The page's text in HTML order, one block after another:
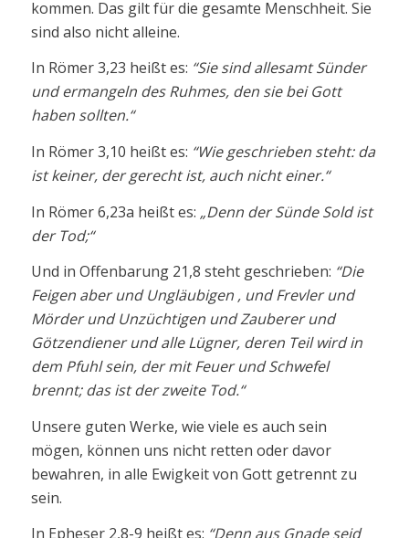
kommen. Das gilt für die gesamte Menschheit. Sie
sind also nicht alleine.
In Römer 3,23 heißt es: “Sie sind allesamt Sünder
und ermangeln des Ruhmes, den sie bei Gott
haben sollten.“
In Römer 3,10 heißt es: “Wie geschrieben steht: da
ist keiner, der gerecht ist, auch nicht einer.“
In Römer 6,23a heißt es: „Denn der Sünde Sold ist
der Tod;“
Und in Offenbarung 21,8 steht geschrieben: “Die
Feigen aber und Ungläubigen , und Frevler und
Mörder und Unzüchtigen und Zauberer und
Götzendiener und alle Lügner, deren Teil wird in
dem Pfuhl sein, der mit Feuer und Schwefel
brennt; das ist der zweite Tod.“
Unsere guten Werke, wie viele es auch sein
mögen, können uns nicht retten oder davor
bewahren, in alle Ewigkeit von Gott getrennt zu
sein.
In Epheser 2,8-9 heißt es: “Denn aus Gnade seid